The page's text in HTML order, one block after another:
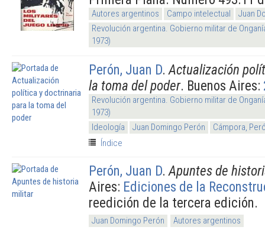
Autores argentinos Campo intelectual
Juan
Revolución argentina. Gobierno militar de
1973)
Perón, Juan D.Actualización
la toma del poder. Buenos Aires:
Revolución argentina. Gobierno militar de
1973)
Ideología
Juan Domingo Perón
Cámpora,
Índice
Perón, Juan D.Apuntes de
Aires: Ediciones de la
reedición de la tercera edición.
Juan Domingo Perón
Autores argentinos